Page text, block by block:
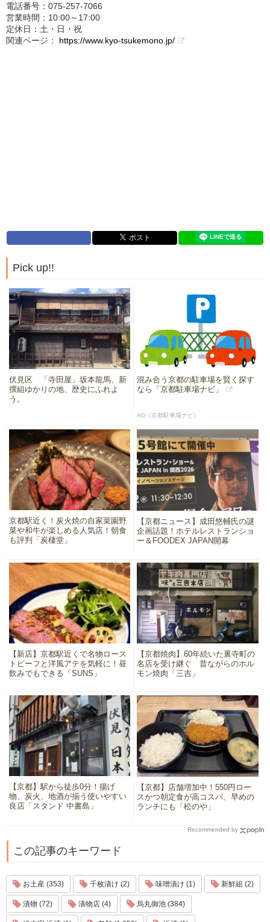
電話番号：075-257-7066
営業時間：10:00～17:00
定休日：土・日・祝
関連ページ： https://www.kyo-tsukemono.jp/
Pick up!!
伏見区 「寺田屋」坂本龍馬、新
撰組ゆかりの地、歴史にふれよ
う。
混み合う京都の駐車場を賢く探す
なら「京都駐車場ナビ」
AD（京都駐車場ナビ）
京都駅近く！炭火焼の自家菜園野
菜や和牛が楽しめる人気店！朝食
も評判「炭棲堂」
【京都ニュース】成田悠輔氏の謎
企画話題！ホテルレストランショ
ー＆FOODEX JAPAN開幕
【新店】京都駅近くで名物ロース
トビーフと洋風アテを気軽に！昼
飲みでもできる「SUNS」
【京都焼肉】60年続いた裏寺町の
名店を受け継ぐ 昔ながらのホル
モン焼肉「三吉」
【京都】駅から徒歩0分！揚げ
物、炭火、地酒が揃う使いやすい
良店「スタンド 中書島」
【京都】店舗増加中！550円ロー
スかつ朝定食が高コスパ、早めの
ランチにも「松のや」
Recommended by
この記事のキーワード
お土産 (353) 千枚漬け (2) 味噌漬け (1) 新鮮組 (2)
漬物 (72) 漬物店 (4) 烏丸御池 (384)